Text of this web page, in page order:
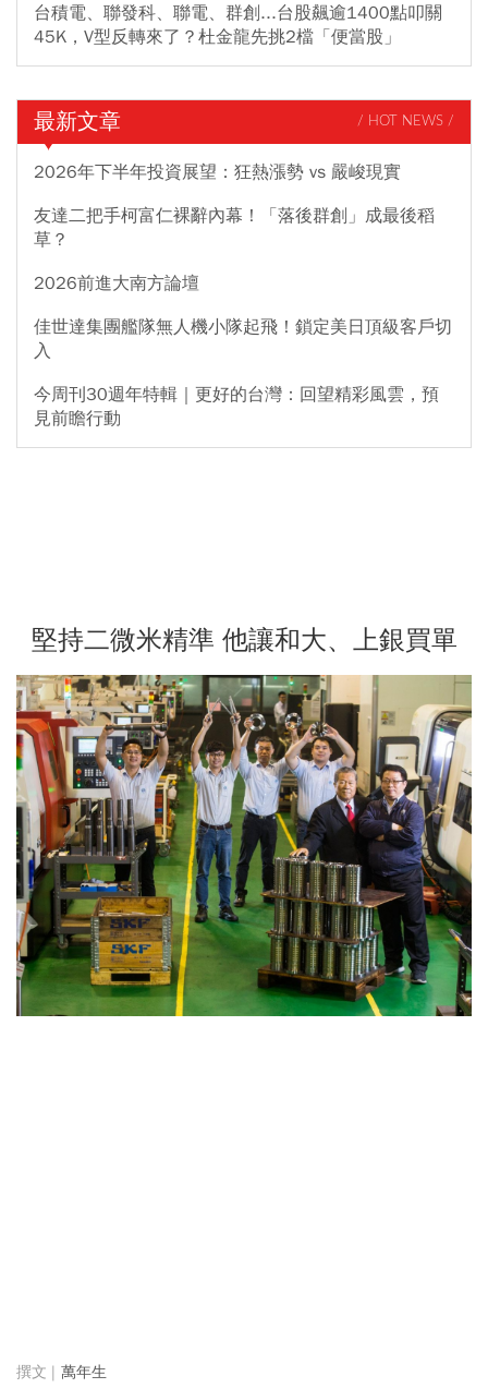
台積電、聯發科、聯電、群創...台股飆逾1400點叩關
45K，V型反轉來了？杜金龍先挑2檔「便當股」
最新文章 / HOT NEWS /
2026年下半年投資展望：狂熱漲勢 vs 嚴峻現實
友達二把手柯富仁裸辭內幕！「落後群創」成最後稻
草？
2026前進大南方論壇
佳世達集團艦隊無人機小隊起飛！鎖定美日頂級客戶切
入
今周刊30週年特輯｜更好的台灣：回望精彩風雲，預
見前瞻行動
堅持二微米精準 他讓和大、上銀買單
萬年生